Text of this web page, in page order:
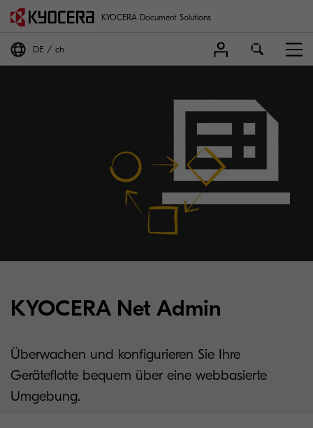
KYOCERA Document Solutions
DE ch
KYOCERA Net Admin
Überwachen und konfigurieren Sie Ihre
Geräteflotte bequem über eine webbasierte
Umgebung.